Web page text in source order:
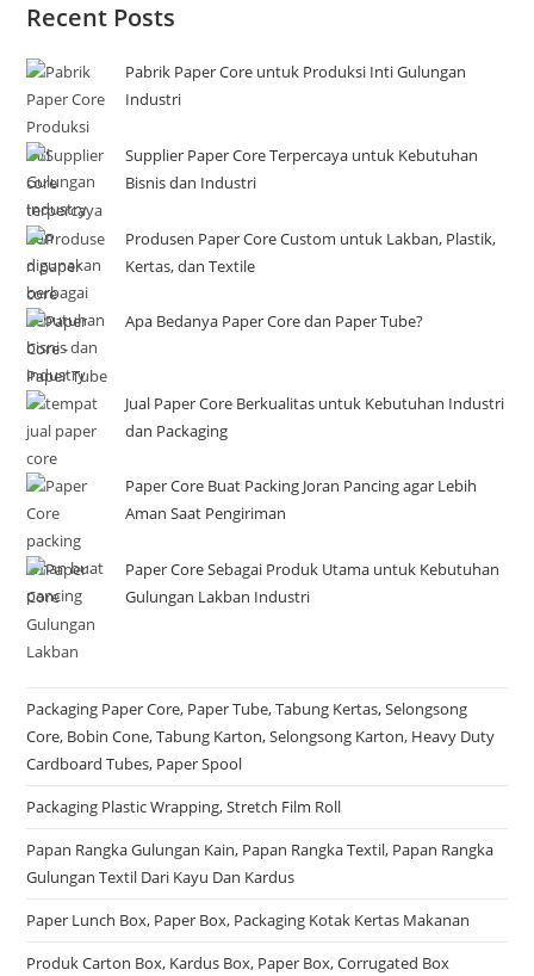
Recent Posts
Pabrik Paper Core untuk Produksi Inti Gulungan
Industri
Supplier Paper Core Terpercaya untuk Kebutuhan
Bisnis dan Industri
Produsen Paper Core Custom untuk Lakban, Plastik,
Kertas, dan Textile
Apa Bedanya Paper Core dan Paper Tube?
Jual Paper Core Berkualitas untuk Kebutuhan Industri
dan Packaging
Paper Core Buat Packing Joran Pancing agar Lebih
Aman Saat Pengiriman
Paper Core Sebagai Produk Utama untuk Kebutuhan
Gulungan Lakban Industri
Packaging Paper Core, Paper Tube, Tabung Kertas, Selongsong
Core, Bobin Cone, Tabung Karton, Selongsong Karton, Heavy Duty
Cardboard Tubes, Paper Spool
Packaging Plastic Wrapping, Stretch Film Roll
Papan Rangka Gulungan Kain, Papan Rangka Textil, Papan Rangka
Gulungan Textil Dari Kayu Dan Kardus
Paper Lunch Box, Paper Box, Packaging Kotak Kertas Makanan
Produk Carton Box, Kardus Box, Paper Box, Corrugated Box